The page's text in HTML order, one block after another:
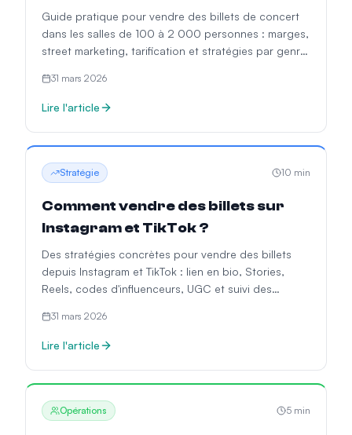
Guide pratique pour vendre des billets de concert
dans les salles de 100 à 2 000 personnes : marges,
street marketing, tarification et stratégies par genre
31 mars 2026
Lire l'article
Stratégie 10 min
Comment vendre des billets sur
Instagram et TikTok ?
Des stratégies concrètes pour vendre des billets
depuis Instagram et TikTok : lien en bio, Stories,
Reels, codes d'influenceurs, UGC et suivi des
31 mars 2026
Lire l'article
Opérations 5 min